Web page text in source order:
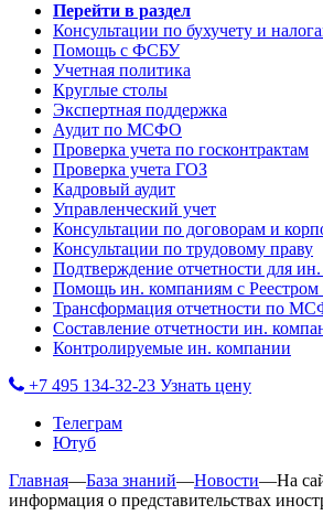
Перейти в раздел
Консультации по бухучету и
Помощь с ФСБУ
Учетная политика
Круглые столы
Экспертная поддержка
Аудит по МСФО
Проверка учета по госконтрактам
Проверка учета ГОЗ
Кадровый аудит
Управленческий учет
Консультации по договорам и
Консультации по трудовому праву
Подтверждение отчетности для ин.
Помощь ин. компаниям с
Трансформация отчетности по
Составление отчетности ин.
Контролируемые ин. компании
+7 495 134-32-23 Узнать цену
Телеграм
Ютуб
Главная—База знаний—Новости—На
информация о представительствах